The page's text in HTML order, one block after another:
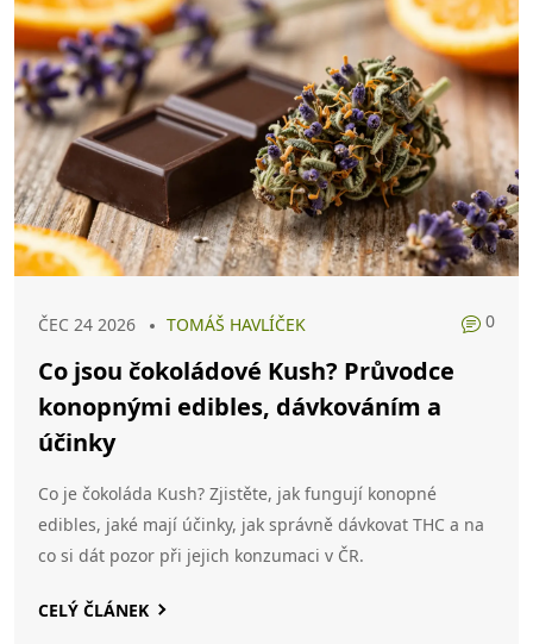
ČEC 24 2026 TOMÁŠ HAVLÍČEK 0
Co jsou čokoládové Kush? Průvodce
konopnými edibles, dávkováním a
účinky
Co je čokoláda Kush? Zjistěte, jak fungují konopné
edibles, jaké mají účinky, jak správně dávkovat THC a na
co si dát pozor při jejich konzumaci v ČR.
CELÝ ČLÁNEK